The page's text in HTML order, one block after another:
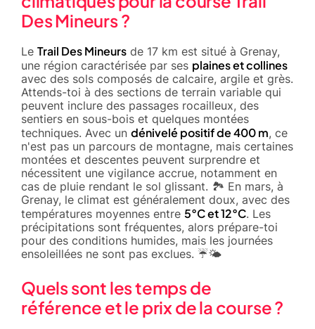
Des Mineurs ?
Le Trail Des Mineurs de 17 km est situé à Grenay,
une région caractérisée par ses plaines et collines
avec des sols composés de calcaire, argile et grès.
Attends-toi à des sections de terrain variable qui
peuvent inclure des passages rocailleux, des
sentiers en sous-bois et quelques montées
techniques. Avec un dénivelé positif de 400 m, ce
n'est pas un parcours de montagne, mais certaines
montées et descentes peuvent surprendre et
nécessitent une vigilance accrue, notamment en
cas de pluie rendant le sol glissant. 🏞️ En mars, à
Grenay, le climat est généralement doux, avec des
températures moyennes entre 5°C et 12°C. Les
précipitations sont fréquentes, alors prépare-toi
pour des conditions humides, mais les journées
ensoleillées ne sont pas exclues. ☔️🌤️
Quels sont les temps de
référence et le prix de la course ?